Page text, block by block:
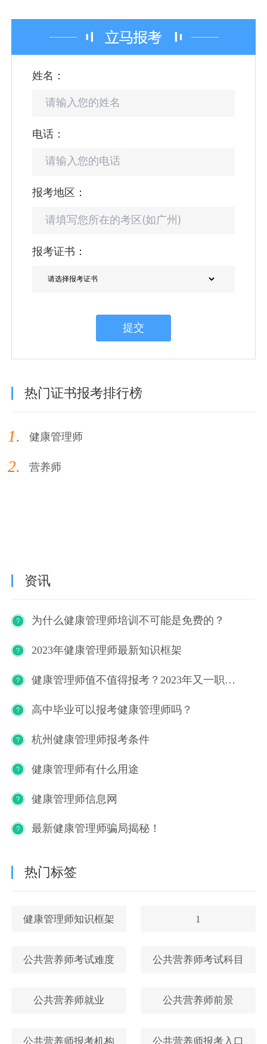
姓名：
电话：
报考地区：
报考证书：
提交
热门证书报考排行榜
1. 健康管理师
2. 营养师
资讯
为什么健康管理师培训不可能是免费的？
2023年健康管理师最新知识框架
健康管理师值不值得报考？2023年又一职业技能等级证书重磅人才政策发布！
高中毕业可以报考健康管理师吗？
杭州健康管理师报考条件
健康管理师有什么用途
健康管理师信息网
最新健康管理师骗局揭秘！
热门标签
健康管理师知识框架 1
公共营养师考试难度 公共营养师考试科目
公共营养师就业 公共营养师前景
公共营养师报考机构 公共营养师报考入口